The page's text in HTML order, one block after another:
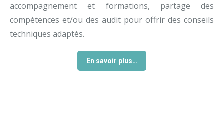
accompagnement et formations, partage des
compétences et/ou des audit pour offrir des conseils
techniques adaptés.
En savoir plus…